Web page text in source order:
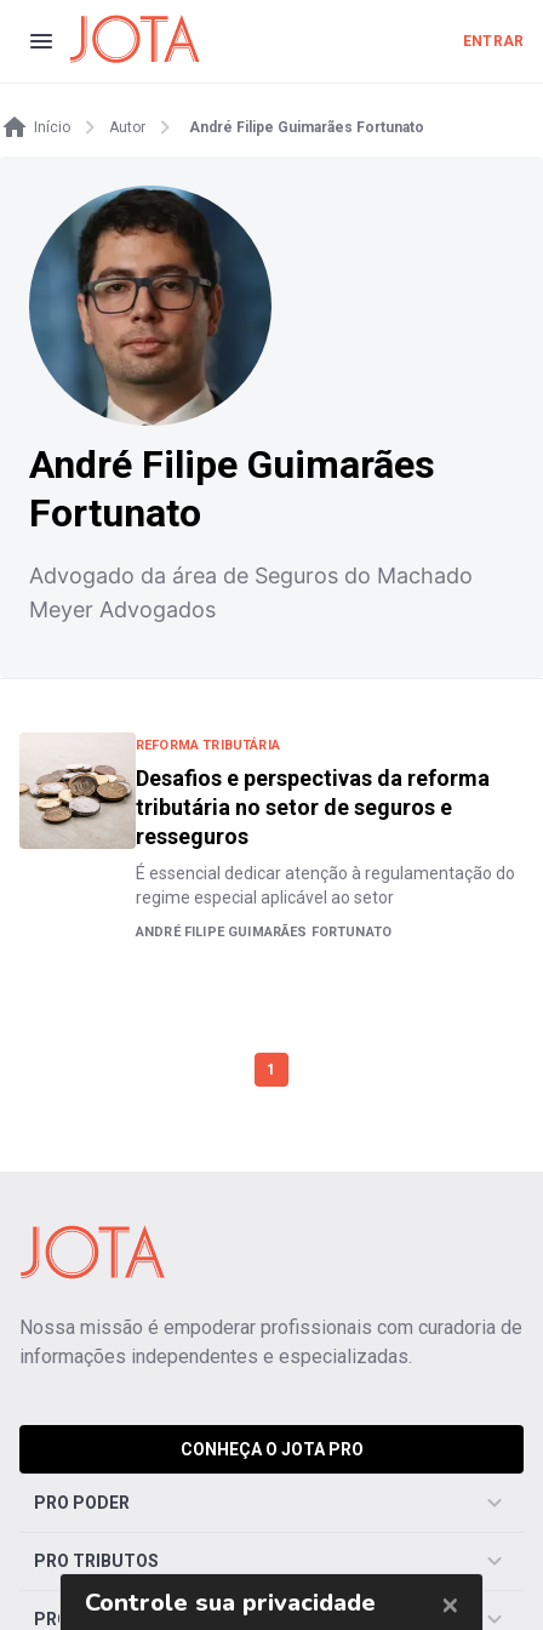
ENTRAR
Início Autor André Filipe Guimarães Fortunato
André Filipe Guimarães
Fortunato
Advogado da área de Seguros do Machado
Meyer Advogados
REFORMA TRIBUTÁRIA
Desafios e perspectivas da reforma
tributária no setor de seguros e
resseguros
É essencial dedicar atenção à regulamentação do
regime especial aplicável ao setor
ANDRÉ FILIPE GUIMARÃES FORTUNATO
1
Nossa missão é empoderar profissionais com curadoria de
informações independentes e especializadas.
CONHEÇA O JOTA PRO
PRO PODER
PRO TRIBUTOS
PRO TRABALHISTA